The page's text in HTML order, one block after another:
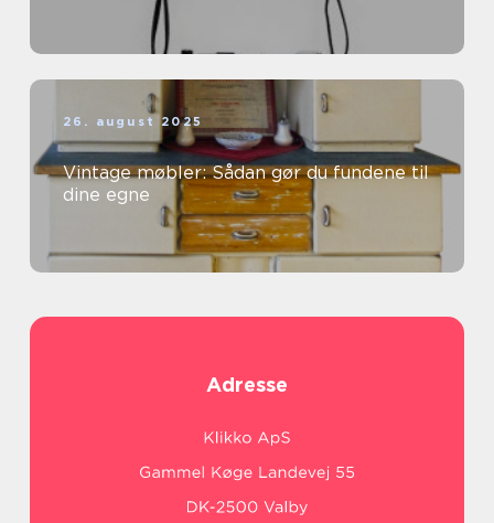
26. august 2025
Vintage møbler: Sådan gør du fundene til
dine egne
Adresse